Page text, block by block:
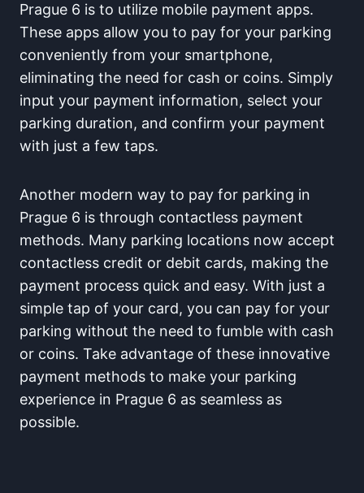
Prague 6 is to utilize ⁤mobile payment apps.
These apps allow you to pay for your parking
conveniently from your smartphone,
⁢eliminating the need for cash‍ or coins. Simply‌
input your payment information, select your
parking duration, and confirm your payment
‌with just a few ‌taps.
Another modern way to ​pay for parking‍ in
Prague 6 is through contactless payment
methods. Many parking ⁤locations now ⁢accept⁤
contactless credit or debit cards, making the
payment process quick and easy. With just a
simple tap of your card, you‌ can pay for your
parking ⁤without the need‍ to fumble with cash
or coins. Take advantage of these innovative
payment methods to make your parking
experience ⁤in Prague 6 as seamless as
possible.